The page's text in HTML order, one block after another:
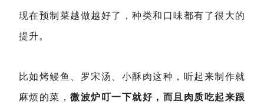
现在预制菜越做越好了，种类和口味都有了很大的
提升。
比如烤鳗鱼、罗宋汤、小酥肉这种，听起来制作就
麻烦的菜，微波炉叮一下就好，而且肉质吃起来跟